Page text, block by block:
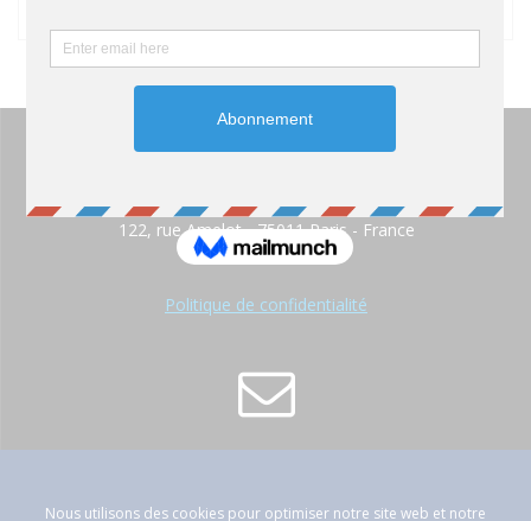
Nous utilisons des cookies pour optimiser notre site web et notre
122, rue Amelot - 75011 Paris - France
Politique de confidentialité